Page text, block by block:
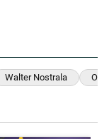
Walter Nostrala